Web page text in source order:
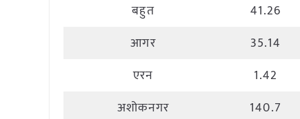
बहुत
41.26
आगर
35.14
एरन
1.42
अशोकनगर
140.7